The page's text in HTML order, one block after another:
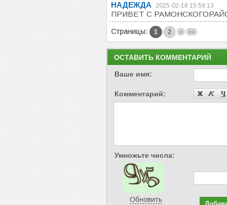
НАДЕЖДА
2025-02-18 15:59:13
ПРИВЕТ С
Страницы: 1 2 > >>
ОСТАВИТЬ КОММЕНТАРИЙ
Ваше имя:
Комментарий:
Умножьте числа:
Обновить